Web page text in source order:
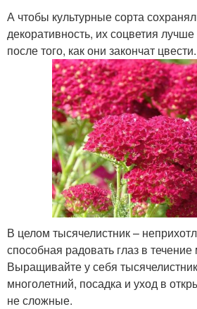
А чтобы культурные сорта
декоративность, их соцветия лучше
после того, как они закончат цвести.
В целом тысячелистник –
способная радовать глаз в течение
Выращивайте у себя
многолетний, посадка и уход в
не сложные.